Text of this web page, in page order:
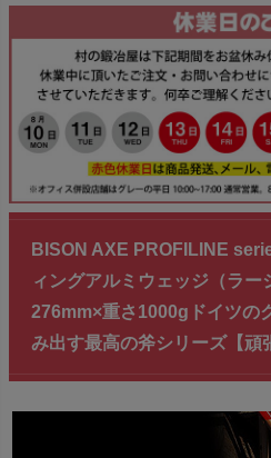
BISON AXE PROFILINE
ィングアルミウェッジ（ラー
276mm×重さ1000gドイツの
み出す最高の斧シリーズ【頑